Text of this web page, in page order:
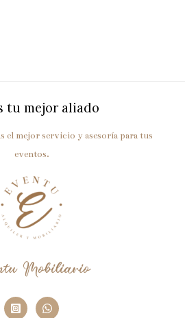
tu mejor aliado
el mejor servicio y asesoría para tus
eventos.
Mobiliario